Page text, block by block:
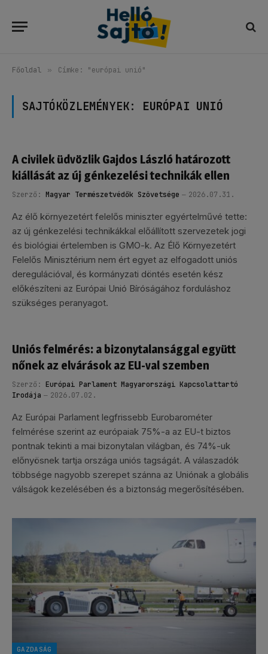
Főoldal » Címke: "európai unió"
SAJTÓKÖZLEMÉNYEK: EURÓPAI UNIÓ
A civilek üdvözlik Gajdos László határozott
kiállását az új génkezelési technikák ellen
Szerző: Magyar Természetvédők Szövetsége 2026.07.31.
Az élő környezetért felelős miniszter egyértelművé tette:
az új génkezelési technikákkal előállított szervezetek jogi
és biológiai értelemben is GMO-k. Az Élő Környezetért
Felelős Minisztérium nem ért egyet az elfogadott uniós
deregulációval, és kormányzati döntés esetén kész
előkészíteni az Európai Unió Bíróságához forduláshoz
szükséges peranyagot.
Uniós felmérés: a bizonytalansággal együtt
nőnek az elvárások az EU-val szemben
Szerző: Európai Parlament Magyarországi Kapcsolattartó
Irodája
2026.07.02.
Az Európai Parlament legfrissebb Eurobarométer
felmérése szerint az európaiak 75%-a az EU-t biztos
pontnak tekinti a mai bizonytalan világban, és 74%-uk
előnyösnek tartja országa uniós tagságát. A válaszadók
többsége nagyobb szerepet szánna az Uniónak a globális
válságok kezelésében és a biztonság megerősítésében.
GAZDASÁG